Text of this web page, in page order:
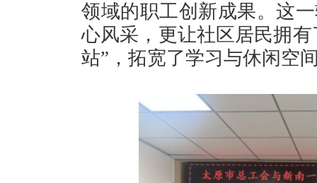
领域的职工创新成果。这
心风采，更让社区居民拥
站”，拓宽了学习与休闲空